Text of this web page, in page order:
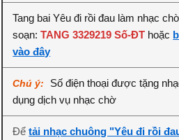
Tang bai Yêu đi rồi đau làm nhạc
soạn:TANG 3329219 Số-ĐT hoặc
vào đây
Chú ý:
Số điện thoại được tặng
dụng dịch vụ nhạc chờ
Đểtải nhạc chuông "Yêu đi rồi